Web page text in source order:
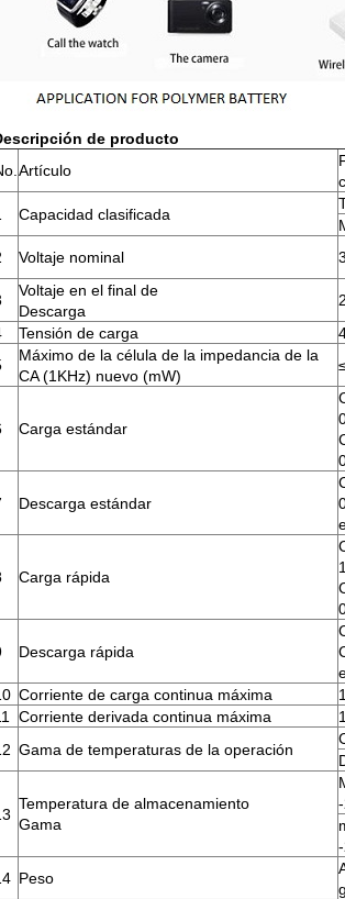
de producto
Artículo
Capacidad clasificada
Voltaje nominal
Voltaje en el final de
Descarga
Tensión de carga
Máximo de la célula de la impedancia de la
CA (1KHz) nuevo (mW)
Carga estándar
Descarga estándar
Carga rápida
Descarga rápida
Corriente de carga continua máxima
Corriente derivada continua máxima
Gama de temperaturas de la operación
Temperatura de almacenamiento
Gama
Peso
g